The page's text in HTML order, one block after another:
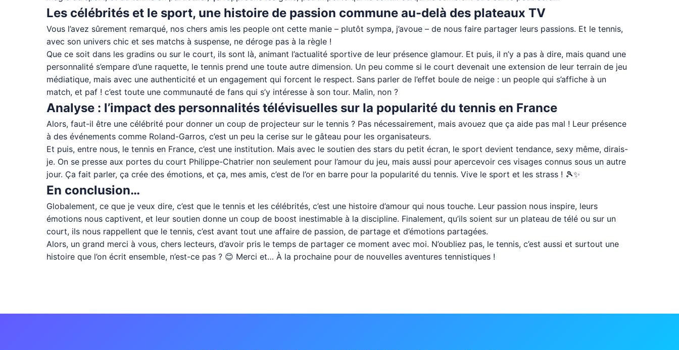
Les célébrités et le sport, une histoire de passion commune au-delà des plateaux TV
Vous l’avez sûrement remarqué, nos chers amis les people ont cette manie – plutôt sympa, j’avoue – de nous faire partager leurs passions. Et le tennis,
avec son univers chic et ses matchs à suspense, ne déroge pas à la règle !
Que ce soit dans les gradins ou sur le court, ils sont là, animant l’actualité sportive de leur présence glamour. Et puis, il n’y a pas à dire, mais quand une
personnalité s’empare d’une raquette, le tennis prend une toute autre dimension. Un peu comme si le court devenait une extension de leur terrain de jeu
médiatique, mais avec une authenticité et un engagement qui forcent le respect. Sans parler de l’effet boule de neige : un people qui s’affiche à un
match, et paf ! c’est toute une communauté de fans qui s’y intéresse à son tour. Malin, non ?
Analyse : l’impact des personnalités télévisuelles sur la popularité du tennis en France
Alors, faut-il être une célébrité pour donner un coup de projecteur sur le tennis ? Pas nécessairement, mais avouez que ça aide pas mal ! Leur présence
à des événements comme Roland-Garros, c’est un peu la cerise sur le gâteau pour les organisateurs.
Et puis, entre nous, le tennis en France, c’est une institution. Mais avec le soutien des stars du petit écran, le sport devient tendance, sexy même, dirais-
je. On se presse aux portes du court Philippe-Chatrier non seulement pour l’amour du jeu, mais aussi pour apercevoir ces visages connus sous un autre
jour. Ça fait parler, ça crée des émotions, et ça, mes amis, c’est de l’or en barre pour la popularité du tennis. Vive le sport et les strass ! 🎾✨
En conclusion…
Globalement, ce que je veux dire, c’est que le tennis et les célébrités, c’est une histoire d’amour qui nous touche. Leur passion nous inspire, leurs
émotions nous captivent, et leur soutien donne un coup de boost inestimable à la discipline. Finalement, qu’ils soient sur un plateau de télé ou sur un
court, ils nous rappellent que le tennis, c’est avant tout une affaire de passion, de partage et d’émotions partagées.
Alors, un grand merci à vous, chers lecteurs, d’avoir pris le temps de partager ce moment avec moi. N’oubliez pas, le tennis, c’est aussi et surtout une
histoire que l’on écrit ensemble, n’est-ce pas ? 😊 Merci et… À la prochaine pour de nouvelles aventures tennistiques !